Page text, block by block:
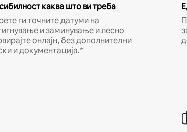
каква што ви треба
ги точните датуми на
и заминување и лесно
онлајн, без дополнителни
и документација.*